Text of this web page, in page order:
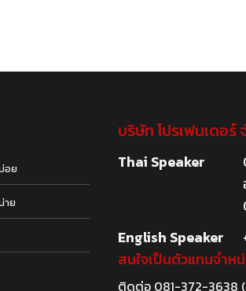
อย
าย
บริษัท โปรเฟนเดอร์
Thai Speaker
English Speaker
สนใจเป็นตัวแทนจำห
ติดต่อ 081-372-3638